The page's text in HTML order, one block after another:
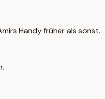
Handy früher als sonst.